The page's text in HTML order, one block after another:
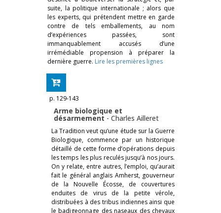
suite, la politique internationale ; alors que
les experts, qui prétendent mettre en garde
contre de tels emballements, au nom
d’expériences passées, sont
immanquablement accusés d’une
irrémédiable propension à préparer la
dernière guerre. Lire les premières lignes
p. 129-143
Arme biologique et
désarmement - Charles Ailleret
La Tradition veut qu’une étude sur la Guerre
Biologique, commence par un historique
détaillé de cette forme d’opérations depuis
les temps les plus reculés jusqu’à nos jours.
On y relate, entre autres, l’emploi, qu’aurait
fait le général anglais Amherst, gouverneur
de la Nouvelle Écosse, de couvertures
enduites de virus de la petite vérole,
distribuées à des tribus indiennes ainsi que
le badigeonnage des naseaux des chevaux